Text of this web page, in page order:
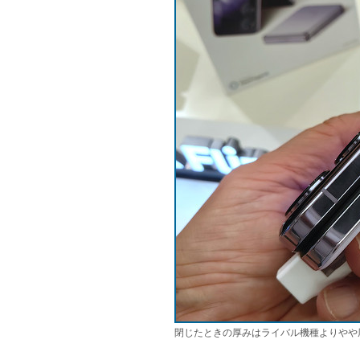
閉じたときの厚みはライバル機種よりやや